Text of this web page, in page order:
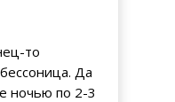
то
Да
ночью по 2-3